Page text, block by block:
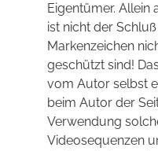
Eigentümer.
ist nicht der
Markenzeichen
geschützt sind!
vom Autor selbst
beim Autor der
Verwendung
Videosequenzen